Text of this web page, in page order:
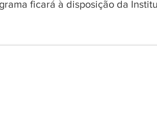
ficará à disposição da